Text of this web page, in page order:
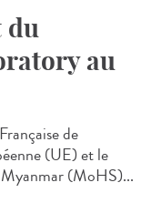
du
au
de
(UE) et le
(MoHS)...